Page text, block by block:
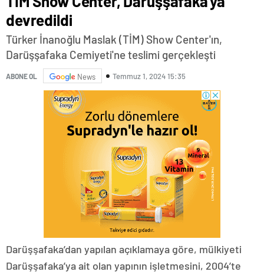
devredildi
Türker İnanoğlu Maslak (TİM) Show Center'ın,
Darüşşafaka Cemiyeti'ne teslimi gerçekleşti
ABONE OL News Temmuz 1, 2024 15:35
Darüşşafaka’dan yapılan açıklamaya göre, mülkiyeti
Darüşşafaka’ya ait olan yapının işletmesini, 2004’te